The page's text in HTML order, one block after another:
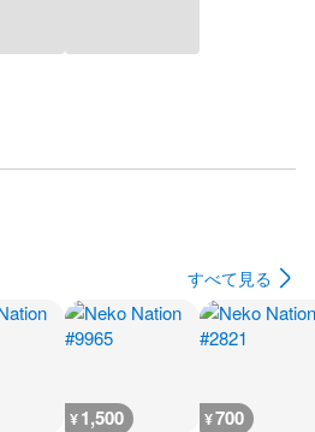
すべて見る
¥1,500 ¥700